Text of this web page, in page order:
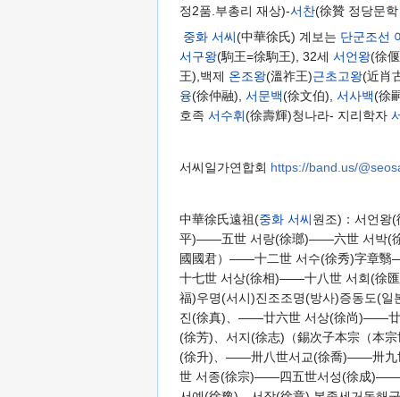
정2품.부총리 재상)-서찬(徐贊 정당문
중화 서씨(中華徐氏) 계보는 단군조선
서구왕(駒王=徐駒王), 32세 서언왕(徐
王),백제 온조왕(溫祚王)근초고왕(近肖
융(徐仲融), 서문백(徐文伯), 서사백(徐
호족 서수휘(徐壽輝)청나라- 지리학자
서씨일가연합회 https://band.us/
中華徐氏遠祖(중화 서씨원조)：서언왕
平)——五世 서랑(徐瑯)——六世 서박(
國國君）——十二世 서수(徐秀)字章
十七世 서상(徐相)——十八世 서회(徐
福)우명(서시)진조조명(방사)증동도(
진(徐真)、——廿六世 서상(徐尚)——
(徐芳)、서지(徐志)（錫次子本宗（
(徐升)、——卅八世서교(徐喬)——卅九
世 서종(徐宗)——四五世서성(徐成)——